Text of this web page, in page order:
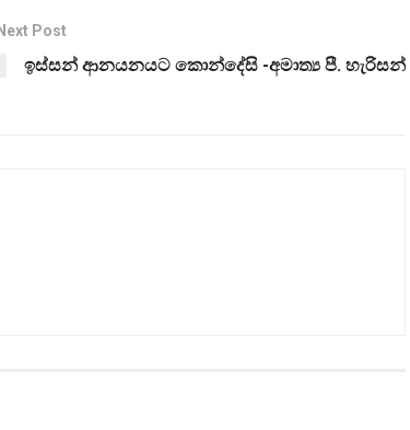
Next Post
ඉස්සන් ආනයනයට කොන්දේසි -අමාත්‍ය පී. හැරිසන්